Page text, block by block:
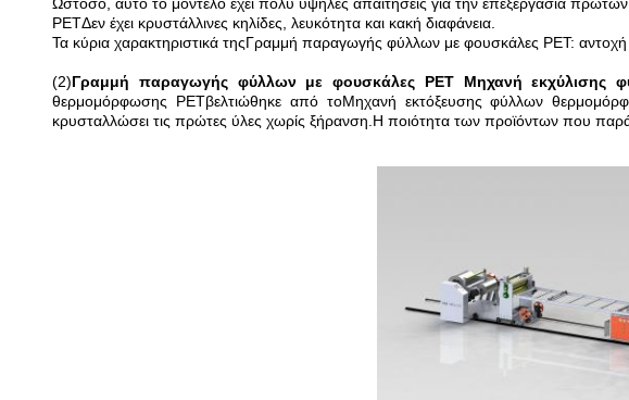
PETΔεν έχει κρυστάλλινες κηλίδες, λευκότητα και κακή διαφάνεια.
Τα κύρια χαρακτηριστικά τηςΓραμμή παραγωγής φύλλων με φουσκάλες PET: αντοχή
(2)Γραμμή παραγωγής φύλλων με φουσκάλες PET Μηχανή εκχύλισης
θερμομόρφωσης PETβελτιώθηκε από τοΜηχανή εκτόξευσης φύλλων
κρυσταλλώσει τις πρώτες ύλες χωρίς ξήρανση.Η ποιότητα των προϊόντων που